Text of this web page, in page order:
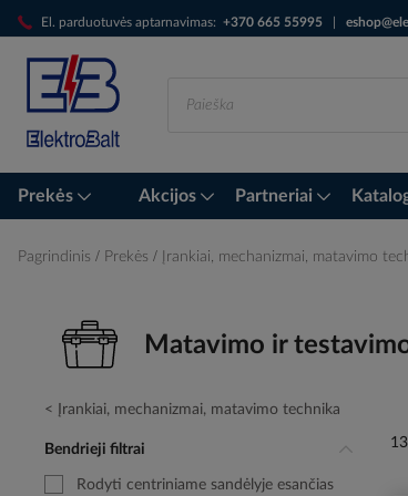
El. parduotuvės aptarnavimas: +370 665 55995
Skip
to
Content
Prekės Akcijos Partneriai
Pagrindinis Prekės Įrankiai, mechanizmai, matavimo
Matavimo ir
Įrankiai, mechanizmai, matavimo technika
Bendrieji filtrai
Rodyti centriniame sandėlyje esančias